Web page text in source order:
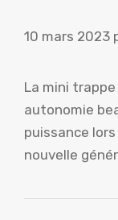
10 mars 2023
La mini
autonomie
puissance
nouvelle